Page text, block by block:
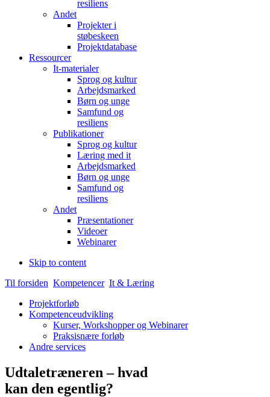
resiliens
Andet
Projekter i
støbeskeen
Projektdatabase
Ressourcer
It-materialer
Sprog og kultur
Arbejdsmarked
Børn og unge
Samfund og
resiliens
Publikationer
Sprog og kultur
Læring med it
Arbejdsmarked
Børn og unge
Samfund og
resiliens
Andet
Præsentationer
Videoer
Webinarer
Skip to content
Til forsiden Kompetencer It & Læring
Projektforløb
Kompetenceudvikling
Kurser, Workshopper og Webinarer
Praksisnære forløb
Andre services
Udtaletræneren – hvad
kan den egentlig?